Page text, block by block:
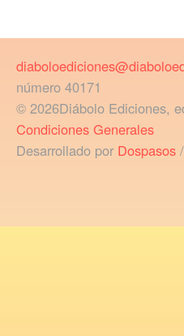
número 40171
© 2026Diábolo Ediciones,
Condiciones Generales
Desarrollado por Dospasos